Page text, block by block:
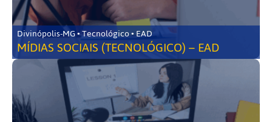
Divinópolis-MG • Tecnológico • EAD
MÍDIAS SOCIAIS (TECNOLÓGICO) – EAD